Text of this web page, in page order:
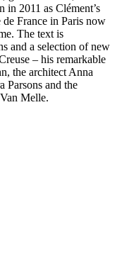
2011 as Clément’s
France in Paris now
The text is
and a selection of new
– his remarkable
the architect Anna
Parsons and the
Melle.